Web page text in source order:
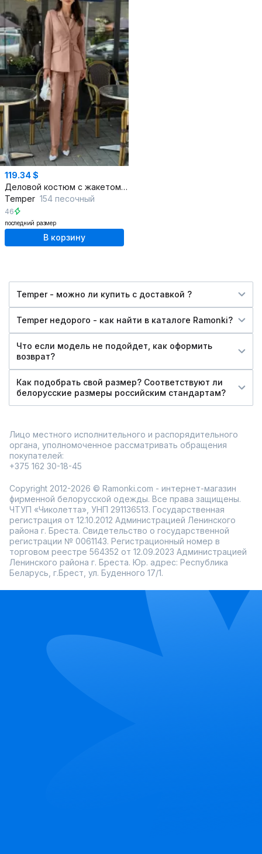
119.34 $
Деловой костюм с жакетом и брюками из текстиля
Temper 154 песочный
46
последний размер
В корзину
Temper - можно ли купить c доставкой ?
Temper недорого - как найти в каталоге Ramonki?
Что если модель не подойдет, как оформить
возврат?
Как подобрать свой размер? Соответствуют ли
белорусские размеры российским стандартам?
Лицо местного исполнительного и распорядительного
органа, уполномоченное рассматривать обращения
покупателей:
+375 162 30-18-45
Copyright 2012-2026 © Ramonki.com - интернет-магазин
фирменной белорусской одежды. Все права защищены.
ЧТУП «Чиколетта», УНП 291136513. Государственная
регистрация от 12.10.2012 Администрацией Ленинского
района г. Бреста. Свидетельство о государственной
регистрации № 0061143. Регистрационный номер в
торговом реестре 564352 от 12.09.2023 Администрацией
Ленинского района г. Бреста. Юр. адрес: Республика
Беларусь, г.Брест, ул. Буденного 17/1.